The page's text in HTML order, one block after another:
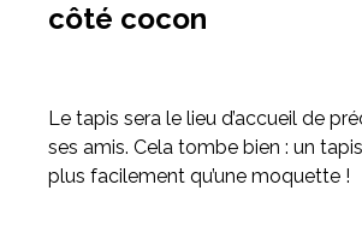
côté cocon
Le tapis sera le lieu d’accueil de
ses amis. Cela tombe bien : un
plus facilement qu’une moquette !